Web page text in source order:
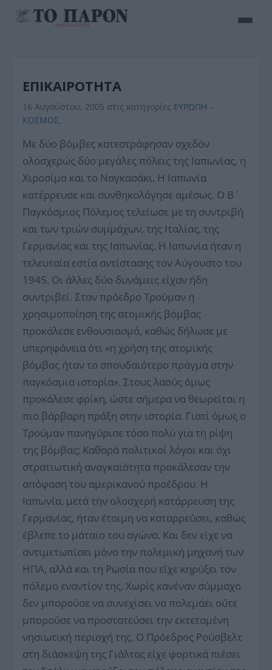
ΕΠΙΚΑΙΡΟΤΗΤΑ
16 Αυγούστου, 2005 στις κατηγορίες ΕΥΡΩΠΗ -
ΚΟΣΜΟΣ,
Με δύο βόμβες κατεστράφησαν σχεδόν
ολοσχερώς δύο μεγάλες πόλεις της Ιαπωνίας, η
Χιροσίμα και το Ναγκασάκι. Η Ιαπωνία
κατέρρευσε και συνθηκολόγησε αμέσως. Ο Β΄
Παγκόσμιος Πόλεμος τελείωσε με τη συντριβή
και των τριών συμμάχων, της Ιταλίας, της
Γερμανίας και της Ιαπωνίας. Η Ιαπωνία ήταν η
τελευταία εστία αντίστασης τον Αύγουστο του
1945. Οι άλλες δύο δυνάμεις είχαν ήδη
συντριβεί. Στον πρόεδρο Τρούμαν η
χρησιμοποίηση της ατομικής βόμβας
προκάλεσε ενθουσιασμό, καθώς δήλωσε με
υπερηφάνεια ότι «η χρήση της ατομικής
βόμβας ήταν το σπουδαιότερο πράγμα στην
παγκόσμια ιστορία». Στους λαούς όμως
προκάλεσε φρίκη, ώστε σήμερα να θεωρείται η
πιο βάρβαρη πράξη στην ιστορία. Γιατί όμως ο
Τρούμαν πανηγύρισε τόσο πολύ για τη ρίψη
της βόμβας; Καθαρά πολιτικοί λόγοι και όχι
στρατιωτική αναγκαιότητα προκάλεσαν την
απόφαση του αμερικανού προέδρου. Η
Ιαπωνία, μετά την ολοσχερή κατάρρευση της
Γερμανίας, ήταν έτοιμη να καταρρεύσει, καθώς
έβλεπε το μάταιο του αγώνα. Και δεν είχε να
αντιμετωπίσει μόνο την πολεμική μηχανή των
ΗΠΑ, αλλά και τη Ρωσία που είχε κηρύξει τον
πόλεμο εναντίον της. Χωρίς κανέναν σύμμαχο
δεν μπορούσε να συνεχίσει να πολεμάει ούτε
μπορούσε να προστατεύσει την εκτεταμένη
νησιωτική περιοχή της. Ο Πρόεδρος Ρούσβελτ
στη διάσκεψη της Γιάλτας είχε φορτικά πιέσει